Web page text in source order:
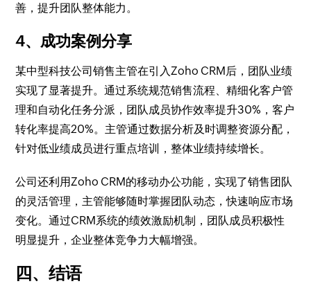
善，提升团队整体能力。
4、成功案例分享
某中型科技公司销售主管在引入Zoho CRM后，团队业绩
实现了显著提升。通过系统规范销售流程、精细化客户管
理和自动化任务分派，团队成员协作效率提升30%，客户
转化率提高20%。主管通过数据分析及时调整资源分配，
针对低业绩成员进行重点培训，整体业绩持续增长。
公司还利用Zoho CRM的移动办公功能，实现了销售团队
的灵活管理，主管能够随时掌握团队动态，快速响应市场
变化。通过CRM系统的绩效激励机制，团队成员积极性
明显提升，企业整体竞争力大幅增强。
四、结语